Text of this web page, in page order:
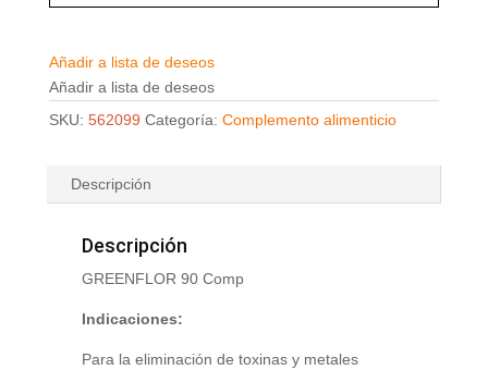
Añadir a lista de deseos
Añadir a lista de deseos
SKU: 562099 Categoría: Complemento alimenticio
Descripción
Descripción
GREENFLOR 90 Comp
Indicaciones:
Para la eliminación de toxinas y metales